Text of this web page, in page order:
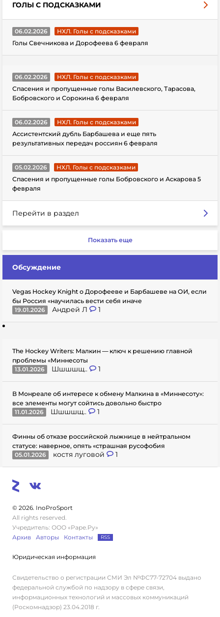
ГОЛЫ С ПОДСКАЗКАМИ
06.02.2026
НХЛ. Голы с подсказками
Голы Свечникова и Дорофеева 6 февраля
06.02.2026
НХЛ. Голы с подсказками
Спасения и пропущенные голы Василевского, Тарасова,
Бобровского и Сорокина 6 февраля
06.02.2026
НХЛ. Голы с подсказками
Ассистентский дубль Барбашева и еще пять
результативных передач россиян 6 февраля
05.02.2026
НХЛ. Голы с подсказками
Спасения и пропущенные голы Бобровского и Аскарова 5
февраля
Перейти в раздел
Показать еще
Обсуждение
Vegas Hockey Knight о Дорофееве и Барбашеве на ОИ, если
бы Россия «научилась вести себя иначе
19.01.2026
Андрей Л 1
The Hockey Writers: Малкин — ключ к решению главной
проблемы «Миннесоты
13.01.2026
Шшшшщ.. 1
В Монреале об интересе к обмену Малкина в «Миннесоту»:
все элементы могут сойтись довольно быстро
11.01.2026
Шшшшщ.. 1
Финны об отказе российской лыжнице в нейтральном
статусе: наверное, опять «страшная русофобия
05.01.2026
костя луговой 1
© 2026. InoProSport
All rights reserved.
Учредитель: ООО «Раре.Ру»
Архив
Авторы Контакты RSS
Юридическая информация
Свидетельство о регистрации СМИ Эл №ФС77-72704 выдано
федеральной службой по надзору в сфере связи,
информационных технологий и массовых коммуникаций
(Роскомнадзор) 23.04.2018 г.